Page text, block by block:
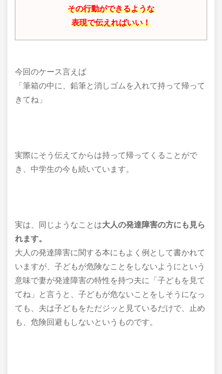
その行動ができるような
表現で伝えればいい！
今回のケース言えば
「筆箱の中に、鉛筆と消しゴムを入れて持って帰って
きてね」
実際にそう伝えてからは持って帰ってくることがで
き、中学生の今も続いています。
実は、同じようなことは大人の発達障害の方にも見ら
れます。
大人の発達障害に関する本にもよく例として書かれて
いますが、子どもが危険なことをしないようにという
意味で妻が発達障害の特性を持つ夫に「子どもを見て
てね」と言うと、子どもが危ないことをしそうになっ
ても、夫は子どもをただジッと見ているだけで、止め
も、危険回避もしないというものです。